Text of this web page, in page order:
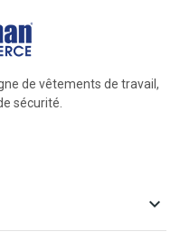
de vêtements de travail,
sécurité.
